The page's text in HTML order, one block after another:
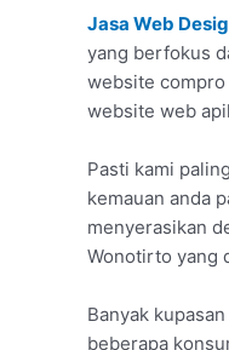
Jasa Web
yang berfokus
website compro
website web
Pasti kami
kemauan anda
menyerasikan
Wonotirto yang
Banyak
beberapa